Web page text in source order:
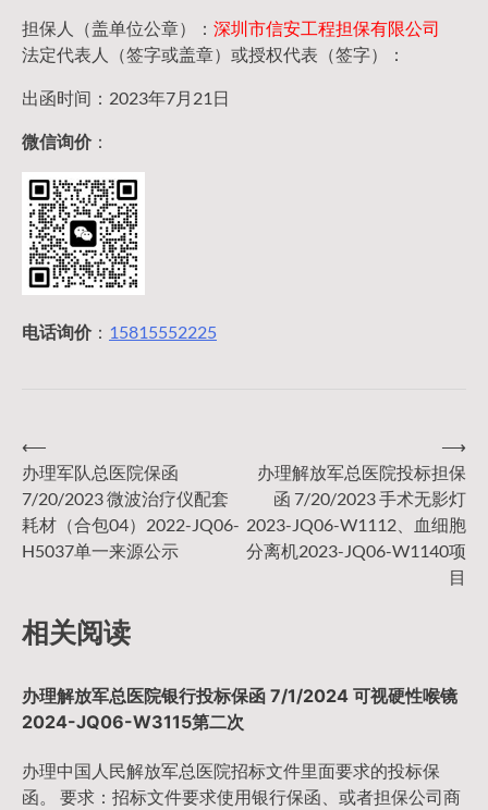
担保人（盖单位公章）： 深圳市信安工程担保有限公司
法定代表人（签字或盖章）或授权代表（签字）：
出函时间：2023年7月21日
微信询价：
电话询价： 15815552225
文
章
航
⟵
办理军队总医院保函
7/20/2023 微波治疗仪配套
耗材（合包04）2022-JQ06-
H5037单一来源公示
办理解放军总医院投标担保
函 7/20/2023 手术无影灯
2023-JQ06-W1112、血细胞
分离机2023-JQ06-W1140项
目
⟶
相关阅读
办理解放军总医院银行投标保函 7/1/2024 可视硬性喉镜
2024-JQ06-W3115第二次
办理中国人民解放军总医院招标文件里面要求的投标保
函。 要求：招标文件要求使用银行保函、或者担保公司商